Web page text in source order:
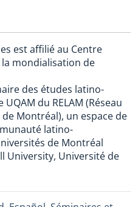
est affilié au Centre
la mondialisation de
des études latino-
du RELAM (Réseau
Montréal), un espace de
latino-
de Montréal
University, Université de